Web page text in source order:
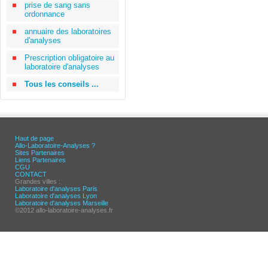
prise de sang sans
ordonnance
annuaire des laboratoires
d'analyses
Prescription obligatoire au
laboratoire d'analyses
Tous les conseils ...
Haut de page
Allo-Laboratoire-Analyses ?
Sites Partenaires
Liens Partenaires
CGU
CONTACT
Grandes villes :
Laboratoire d'analyses Paris
Laboratoire d'analyses Lyon
Laboratoire d'analyses Marseille
©2012 allo-laboratoire-analyses.fr